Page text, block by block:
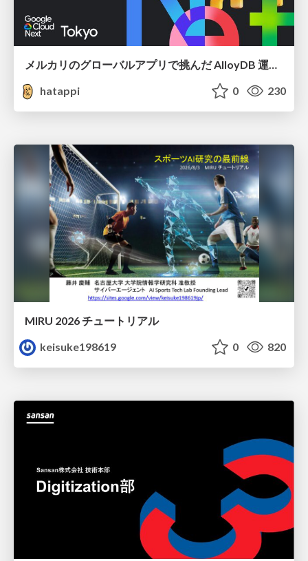
hatappi
0 230
MIRU 2026 チュートリアル
keisuke198619
0 820